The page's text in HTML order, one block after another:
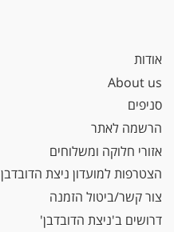
אודות
About us
סניפים
הרשמה לאתר
אזורי חלוקה ומשלוחים
הצטרפות למועדון ניצת הדובדבן
צור קשר/ביטול הזמנה
דרושים ב'ניצת הדובדבן'